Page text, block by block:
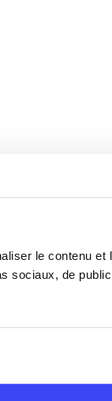
le contenu
sociaux, de